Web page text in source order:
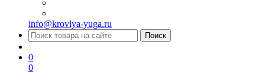
info@krovlya-yuga.ru
Поиск
0
0